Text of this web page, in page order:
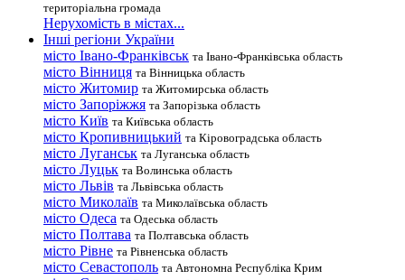
територіальна громада
Нерухомість в містах...
Інші регіони України
місто Івано-Франківськ та Івано-Франківська область
місто Вінниця та Вінницька область
місто Житомир та Житомирська область
місто Запоріжжя та Запорізька область
місто Київ та Київська область
місто Кропивницький та Кіровоградська область
місто Луганськ та Луганська область
місто Луцьк та Волинська область
місто Львів та Львівська область
місто Миколаїв та Миколаївська область
місто Одеса та Одеська область
місто Полтава та Полтавська область
місто Рівне та Рівненська область
місто Севастополь та Автономна Республіка Крим